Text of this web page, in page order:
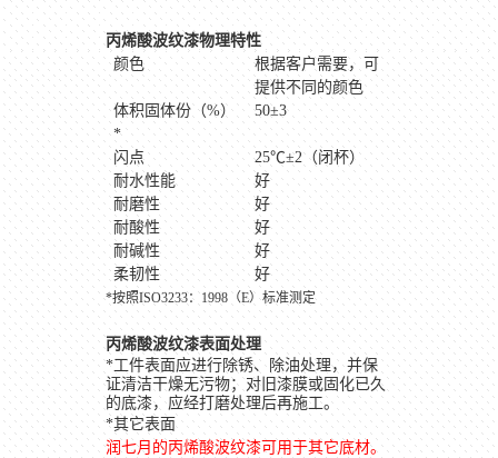
丙烯酸波纹漆物理特性
颜色
根据客户需要，可
提供不同的颜色
体积固体份（%）
*
50±3
闪点 25℃±2（闭杯）
耐水性能
好
耐磨性
好
耐酸性
好
耐碱性
好
柔韧性
好
*按照ISO3233：1998 （E）标准测定
丙烯酸波纹漆表面处理
*工件表面应进行除锈、除油处理，并保
证清洁干燥无污物；对旧漆膜或固化已久
的底漆，应经打磨处理后再施工。
*其它表面
润七月的丙烯酸波纹漆可用于其它底材。